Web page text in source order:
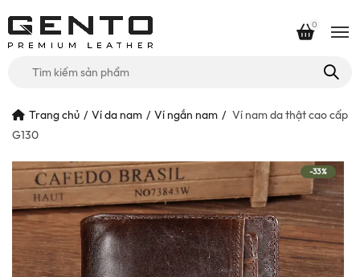
cho:
0
Trang chủ Ví da nam Ví ngắn nam
Ví nam da thật cao cấp
G130
-33%